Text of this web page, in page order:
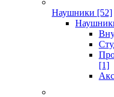
Наушники [52]
[1]